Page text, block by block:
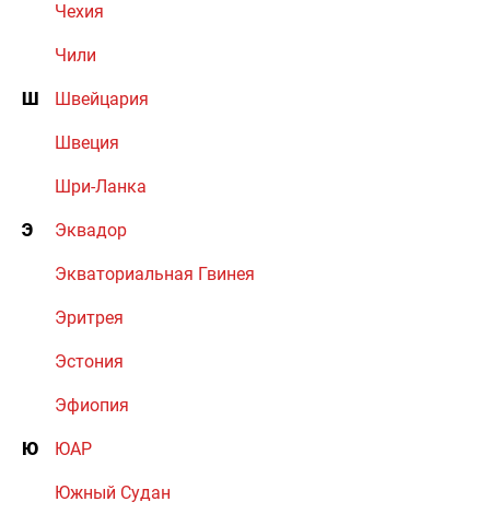
Чехия
Чили
Ш Швейцария
Швеция
Шри-Ланка
Э Эквадор
Экваториальная Гвинея
Эритрея
Эстония
Эфиопия
Ю ЮАР
Южный Судан